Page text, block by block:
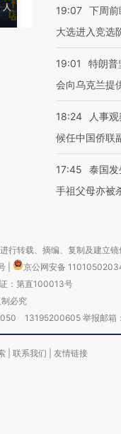
人
会，让数智科技“链”接产
19:07 下周
大选进入竞选
19:01
特朗普
会向乌克兰提
18:24
人事
候任中国侨联
17:45
泰国
手祖父母亦被
转载、摘编、复制及建立镜
京公网安备
：第直100013号
必究
13195200605 举报邮箱
联系我们 友情链接